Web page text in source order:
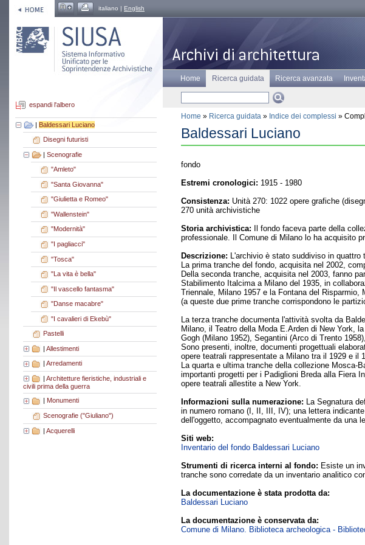
italiano | English
espandi l'albero
| Baldessari Luciano
Disegni futuristi
| Scenografie
"Amleto"
"Santa Giovanna"
"Giulietta e Romeo"
"Wallenstein"
"Modernità"
"I pagliacci"
"Tosca"
"La vita è bella"
"Il vascello fantasma"
"Danse macabre"
"I cavalieri di Ekebù"
Pastelli
| Allestimenti
Arredamenti
| Architetture fieristiche, industriali e
civili prima della guerra
Monumenti
Scenografie ("Giuliano")
| Acquerelli
Home Ricerca guidata Ricerca avanzata
Home » Ricerca guidata » Indice dei complessi »
Baldessari Luciano
fondo
Estremi cronologici: 1915 - 1980
Consistenza: Unità 270: 1022 opere grafiche
270 unità archivistiche
Storia archivistica: Il fondo faceva parte della
professionale. Il Comune di Milano lo ha acquisito
Descrizione: L'archivio è stato suddiviso in
La prima tranche del fondo, acquisita nel 2002,
Della seconda tranche, acquisita nel 2003, fanno
Stabilimento Italcima a Milano del 1935, in
Triennale, Milano 1957 e la Fontana del Risparmio,
(a queste due prime tranche corrispondono le
La terza tranche documenta l'attività svolta da
Milano, il Teatro della Moda E.Arden di New York,
Gogh (Milano 1952), Segantini (Arco di Trento
Sono presenti, inoltre, documenti progettuali
opere teatrali rappresentate a Milano tra il 1929 e il
La quarta e ultima tranche della collezione
importanti progetti per i Padiglioni Breda alla Fiera
opere teatrali allestite a New York.
Informazioni sulla numerazione: La Segnatura
in numero romano (I, II, III, IV); una lettera
dell'oggetto, accompagnato eventualmente da una
Siti web:
Inventario del fondo Baldessari Luciano
Strumenti di ricerca interni al fondo: Esiste un
tranche sono corredate da un inventario analitico
La documentazione è stata prodotta da:
Baldessari Luciano
La documentazione è conservata da:
Comune di Milano. Biblioteca archeologica -